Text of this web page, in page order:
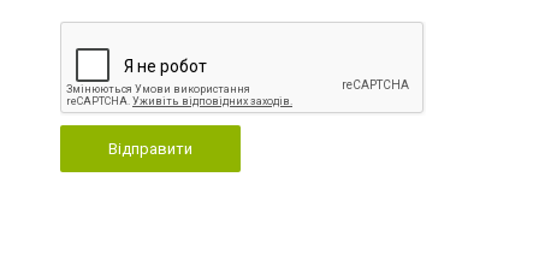
Відправити